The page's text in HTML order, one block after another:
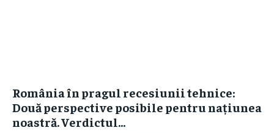
România în pragul recesiunii tehnice:
Două perspective posibile pentru națiunea
noastră. Verdictul…